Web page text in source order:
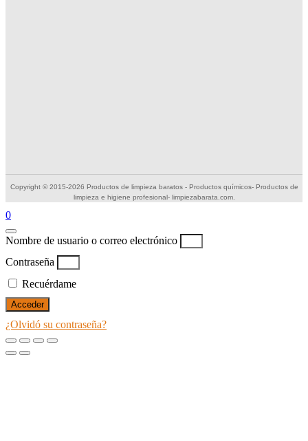
Copyright © 2015-2026 Productos de limpieza baratos - Productos químicos- Productos de
limpieza e higiene profesional- limpiezabarata.com.
0
Nombre de usuario o correo electrónico
Contraseña
Recuérdame
Acceder
¿Olvidó su contraseña?